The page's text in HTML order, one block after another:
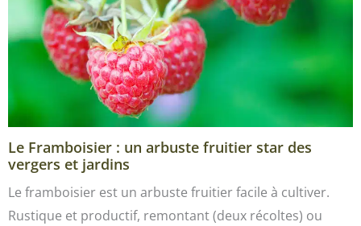
Le Framboisier : un arbuste fruitier star des
vergers et jardins
Le framboisier est un arbuste fruitier facile à cultiver.
Rustique et productif, remontant (deux récoltes) ou